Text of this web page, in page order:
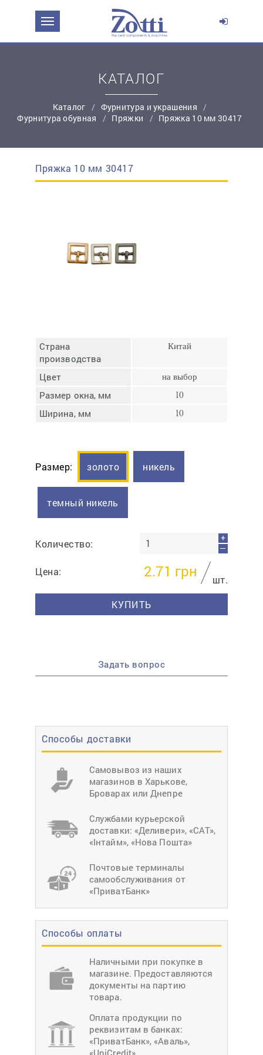
КАТАЛОГ
Каталог
Фурнитура и украшения
Фурнитура обувная
Пряжки Пряжка 10 мм 30417
Способы доставки
Самовывоз из наших
магазинов в Харькове,
Броварах или Днепре
Службами курьерской
доставки: «Деливери», «САТ»,
«Інтайм», «Нова Пошта»
Почтовые терминалы
самообслуживания от
«ПриватБанк»
Способы оплаты
Наличными при покупке в
магазине. Предоставляются
документы на партию
товара.
Оплата продукции по
реквизитам в банках:
«ПриватБанк», «Аваль»,
Пряжка 10 мм 30417
Страна
производства
Китай
Цвет на выбор
Размер окна, мм 10
Ширина, мм 10
Размер: золото никель
темный никель
Количество:
+
—
Цена: 2.71 грн
шт.
КУПИТЬ
Задать вопрос
ЗАДАТЬ ВОПРОС О ПРОДУКТЕ
Эл. почта:*
Контактный телефон:*